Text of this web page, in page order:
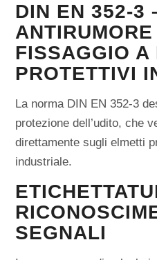
DIN EN 352-3
FISSAGGIO A
PROTETTIVI
La norma DIN EN 352-3
protezione dell’udito, che
direttamente sugli elmetti
industriale.
SEGNALI